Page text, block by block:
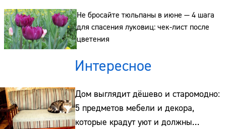
Не бросайте тюльпаны в июне — 4 шага
для спасения луковиц: чек-лист после
цветения
Интересное
Дом выглядит дёшево и старомодно:
5 предметов мебели и декора,
которые крадут уют и должны